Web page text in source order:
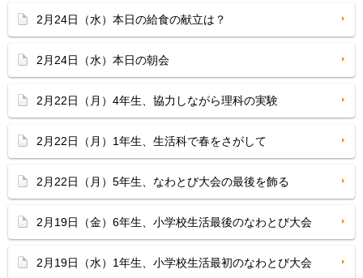
2月24日（水）本日の給食の献立は？
2月24日（水）本日の朝会
2月22日（月）4年生、協力しながら理科の実験
2月22日（月）1年生、生活科で春をさがして
2月22日（月）5年生、なわとび大会の最後を飾る
2月19日（金）6年生、小学校生活最後のなわとび大会
2月19日（水）1年生、小学校生活最初のなわとび大会